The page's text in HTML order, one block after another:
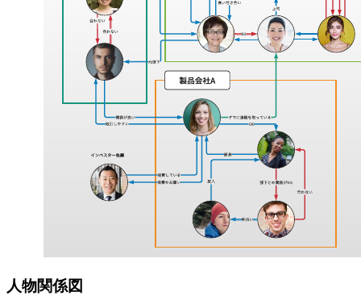
人物関係図